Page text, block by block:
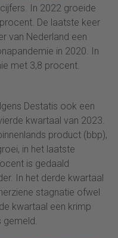
In 2022 groeide
De laatste keer
van Nederland een
in 2020. In
met 3,8 procent.
Destatis ook een
kwartaal van 2023.
product (bbp),
in het laatste
is gedaald
In het derde kwartaal
stagnatie ofwel
kwartaal een krimp